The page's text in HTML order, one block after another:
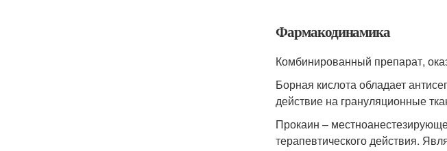
Фармакодинамика
Комбинированный препарат,
Борная кислота обладает
действие на грануляционные
Прокаин –
терапевтического действия.